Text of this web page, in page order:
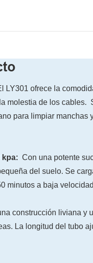
LY301 ofrece la
molestia de los cables.
para limpiar manchas
kpa: Con una potente
del suelo. Se
minutos a baja
construcción liviana y
La longitud del tubo